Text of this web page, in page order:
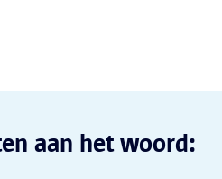
aan het woord: